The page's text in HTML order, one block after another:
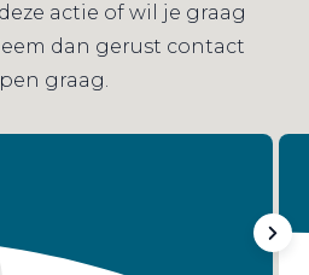
actie of wil je graag
dan gerust contact
graag.